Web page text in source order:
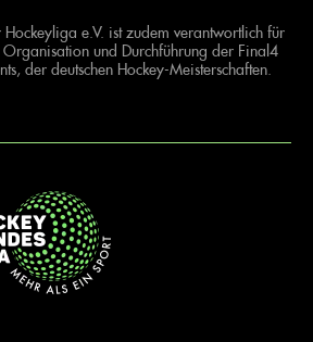
Hockeyliga e.V. ist zudem verantwortlich für
und Durchführung der Final4
der deutschen Hockey-Meisterschaften.